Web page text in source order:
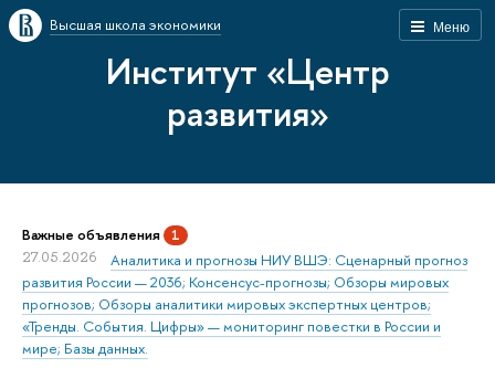
Меню
Высшая школа экономики
Институт «Центр
развития»
Важные объявления 1
27.05.2026
Аналитика и прогнозы НИУ ВШЭ: Сценарный прогноз
развития России — 2036; Консенсус-прогнозы; Обзоры мировых
прогнозов; Обзоры аналитики мировых экспертных центров;
«Тренды. События. Цифры» — мониторинг повестки в России и
мире; Базы данных.